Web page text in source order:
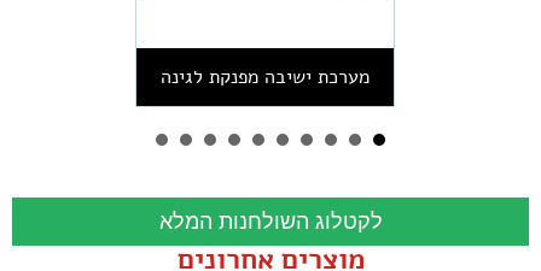
מערכת ישיבה מפנקת לגינה
לקטלוג השולחנות המלא
מוצרים אחרונים